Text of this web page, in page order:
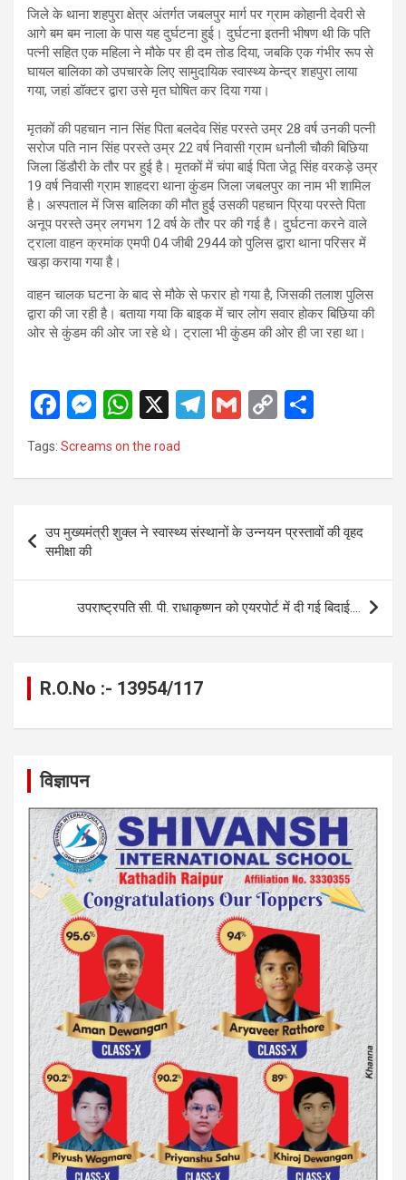
जिले के थाना शहपुरा क्षेत्र अंतर्गत जबलपुर मार्ग पर ग्राम कोहानी देवरी से
आगे बम बम नाला के पास यह दुर्घटना हुई। दुर्घटना इतनी भीषण थी कि पति
पत्नी सहित एक महिला ने मौके पर ही दम तोड दिया, जबकि एक गंभीर रूप से
घायल बालिका को उपचारके लिए सामुदायिक स्वास्थ्य केन्द्र शहपुरा लाया
गया, जहां डॉक्टर द्वारा उसे मृत घोषित कर दिया गया।
मृतकों की पहचान नान सिंह पिता बलदेव सिंह परस्ते उम्र 28 वर्ष उनकी पत्नी
सरोज पति नान सिंह परस्ते उम्र 22 वर्ष निवासी ग्राम धनौली चौकी बिछिया
जिला डिंडौरी के तौर पर हुई है। मृतकों में चंपा बाई पिता जेठू सिंह वरकड़े उम्र
19 वर्ष निवासी ग्राम शाहदरा थाना कुंडम जिला जबलपुर का नाम भी शामिल
है। अस्पताल में जिस बालिका की मौत हुई उसकी पहचान प्रिया परस्ते पिता
अनूप परस्ते उम्र लगभग 12 वर्ष के तौर पर की गई है। दुर्घटना करने वाले
ट्राला वाहन क्रमांक एमपी 04 जीबी 2944 को पुलिस द्वारा थाना परिसर में
खड़ा कराया गया है।
वाहन चालक घटना के बाद से मौके से फरार हो गया है, जिसकी तलाश पुलिस
द्वारा की जा रही है। बताया गया कि बाइक में चार लोग सवार होकर बिछिया की
ओर से कुंडम की ओर जा रहे थे। ट्राला भी कुंडम की ओर ही जा रहा था।
F
a
o
o
k
M
g
er
W
h
A
p
X
T
a
G
C
n
k
Tags: Screams on the road
navigation
उप मुख्यमंत्री शुक्ल ने स्वास्थ्य संस्थानों के उन्नयन प्रस्तावों की वृहद
समीक्षा की
उपराष्ट्रपति सी. पी. राधाकृष्णन को एयरपोर्ट में दी गई बिदाई….
R.O.No :- 13954/117
विज्ञापन